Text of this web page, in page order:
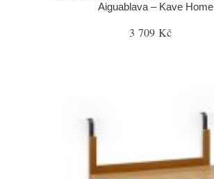
Aiguablava – Kave Home
3 709 Kč